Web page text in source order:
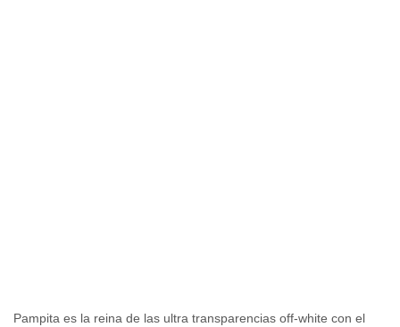
Pampita es la reina de las ultra transparencias off-white con el